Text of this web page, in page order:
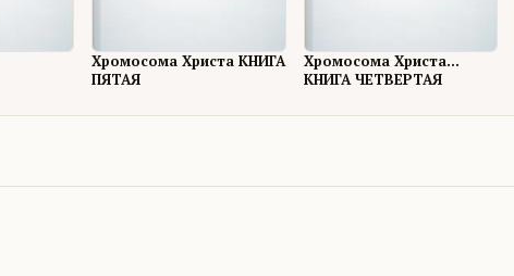
Хромосома Христа КНИГА
ПЯТАЯ
Хромосома Христа...
КНИГА ЧЕТВЕРТАЯ